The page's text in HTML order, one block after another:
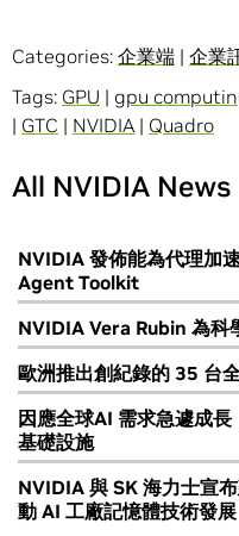
Categories: 企業端 | 企業
Tags: GPU | gpu
| GTC | NVIDIA | Quadro
All NVIDIA News
NVIDIA 發佈能為代理加
Agent Toolkit
NVIDIA Vera Rubin 為科
歐洲推出創紀錄的 35 台
因應全球AI 需求急遽成
基礎設施
NVIDIA 與 SK 海力士宣
動 AI 工廠記憶體技術發展